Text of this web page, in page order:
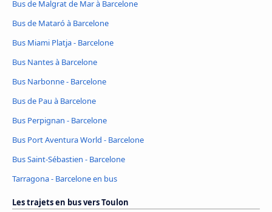
Bus de Malgrat de Mar à Barcelone
Bus de Mataró à Barcelone
Bus Miami Platja - Barcelone
Bus Nantes à Barcelone
Bus Narbonne - Barcelone
Bus de Pau à Barcelone
Bus Perpignan - Barcelone
Bus Port Aventura World - Barcelone
Bus Saint-Sébastien - Barcelone
Tarragona - Barcelone en bus
Les trajets en bus vers Toulon